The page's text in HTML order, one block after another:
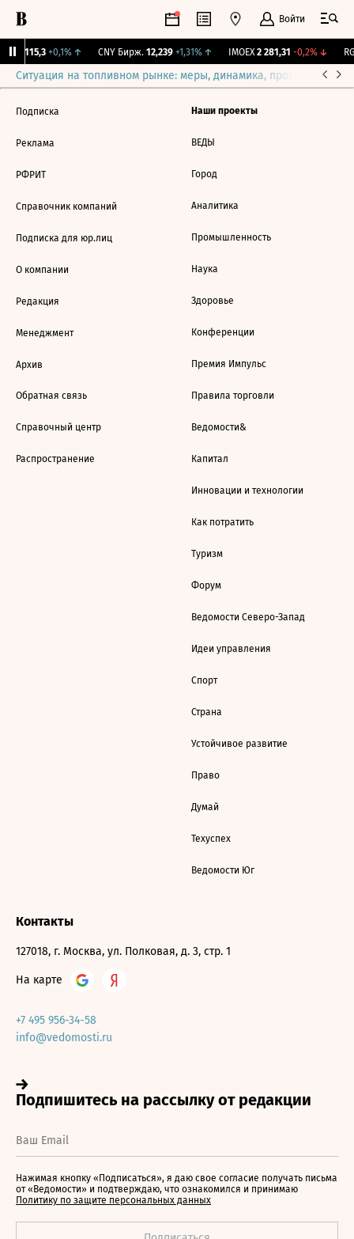
Войти
115,3 +0,1%↑ CNY Бирж. 12,239 +1,31%↑ IMOEX 2 281,31 -0,2%↓
Ситуация на топливном рынке: меры, динамика, прогнозы
Подписка
Реклама
РФРИТ
Справочник компаний
Подписка для юр.лиц
О компании
Редакция
Менеджмент
Архив
Обратная связь
Справочный центр
Распространение
Наши проекты
ВЕДЫ
Город
Аналитика
Промышленность
Наука
Здоровье
Конференции
Премия Импульс
Правила торговли
Ведомости&
Капитал
Инновации и технологии
Как потратить
Туризм
Форум
Ведомости Северо-Запад
Идеи управления
Спорт
Страна
Устойчивое развитие
Право
Думай
Техуспех
Ведомости Юг
Контакты
127018, г. Москва, ул. Полковая, д. 3, стр. 1
На карте
+7 495 956-34-58
info@vedomosti.ru
Нажимая кнопку «Подписаться», я даю свое согласие получать письма
от «Ведомости» и подтверждаю, что ознакомился и принимаю
Политику по защите персональных данных